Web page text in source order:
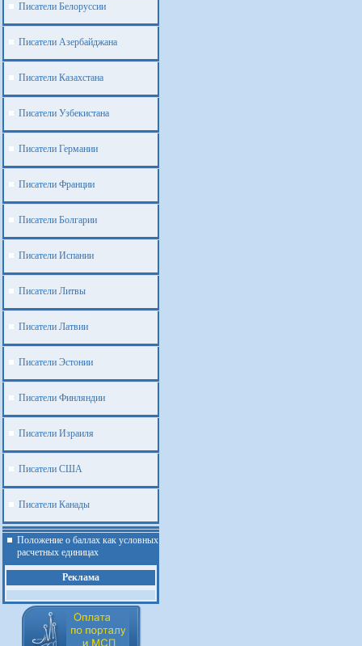
Писатели Белоруссии
Писатели Азербайджана
Писатели Казахстана
Писатели Узбекистана
Писатели Германии
Писатели Франции
Писатели Болгарии
Писатели Испании
Писатели Литвы
Писатели Латвии
Писатели Эстонии
Писатели Финляндии
Писатели Израиля
Писатели США
Писатели Канады
Положение о баллах как условных
расчетных единицах
Реклама